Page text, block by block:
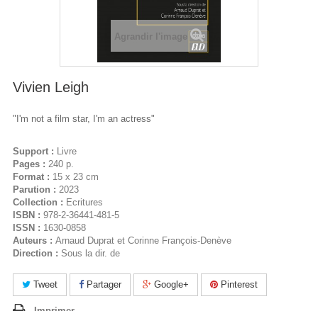
Agrandir l'image
Vivien Leigh
"I'm not a film star, I'm an actress"
Support : Livre
Pages : 240 p.
Format : 15 x 23 cm
Parution : 2023
Collection : Ecritures
ISBN : 978-2-36441-481-5
ISSN : 1630-0858
Auteurs : Arnaud Duprat et Corinne François-Denève
Direction : Sous la dir. de
Tweet Partager Google+ Pinterest